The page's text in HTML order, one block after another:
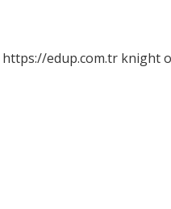
https://edup.com.tr knight